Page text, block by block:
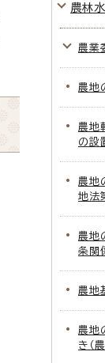
農林
農業
農地
農地
の設
農地
地法
農地
条関
農地
農地
き（